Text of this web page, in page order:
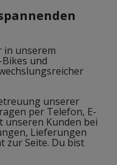
in unserem
und
unserer
per Telefon, E-
unseren Kunden bei
Lieferungen
zur Seite. Du bist